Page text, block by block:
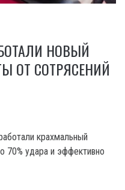
НОВЫЙ
ОТ СОТРЯСЕНИЙ
крахмальный
70% удара и эффективно